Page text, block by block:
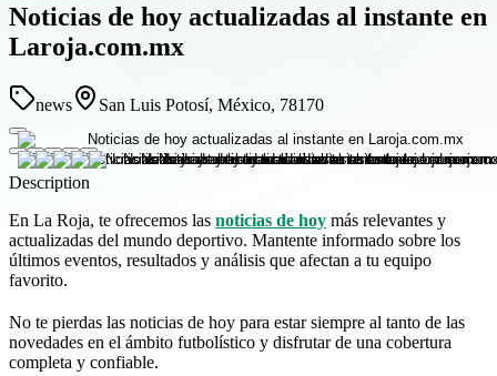
Noticias de hoy actualizadas al instante en
Laroja.com.mx
news San Luis Potosí, México, 78170
Description
En La Roja, te ofrecemos las noticias de hoy más relevantes y
actualizadas del mundo deportivo. Mantente informado sobre los
últimos eventos, resultados y análisis que afectan a tu equipo
favorito.
No te pierdas las noticias de hoy para estar siempre al tanto de las
novedades en el ámbito futbolístico y disfrutar de una cobertura
completa y confiable.